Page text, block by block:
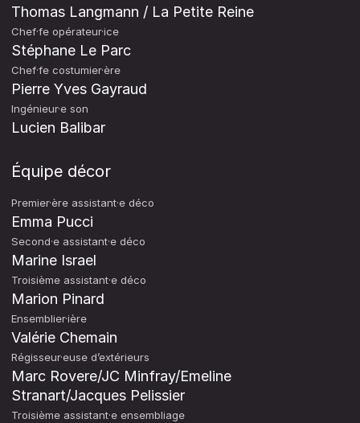
Thomas Langmann / La Petite Reine
Chef·fe opérateur·ice
Stéphane Le Parc
Chef·fe costumier·ère
Pierre Yves Gayraud
Ingénieur·e son
Lucien Balibar
Équipe décor
Premier·ère assistant·e déco
Emma Pucci
Second·e assistant·e déco
Marine Israel
Troisième assistant·e déco
Marion Pinard
Ensemblier·ière
Valérie Chemain
Régisseur·euse d’extérieurs
Marc Rovere/JC Minfray/Emeline
Stranart/Jacques Pelissier
Troisième assistant·e ensembliage